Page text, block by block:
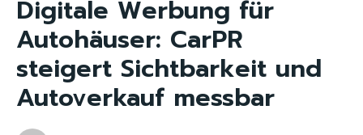
Digitale Werbung für
Autohäuser: CarPR
steigert Sichtbarkeit und
Autoverkauf messbar